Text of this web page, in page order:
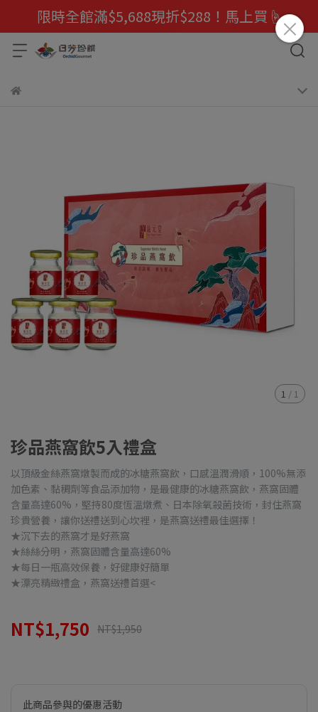
限時全館滿$5,688現折$288！馬上買☝️
1 / 1
珍品燕窩飲5入禮盒
以頂級金絲燕窩燉製而成的冰糖燕窩飲，口感溫潤滑順，100%無添
加色素、黏稠劑等食品添加物，是最健康的冰糖燕窩飲，燕窩固體
含量高達60%，堅持80度恆溫燉煮、日本除氧殺菌技術，封住燕窩
珍貴營養，讓你送禮送到心坎裡，是燕窩送禮最佳選擇！
★沉下去的燕窩才是好燕窩
★絲絲分明，燕窩固體含量高達60%
★每日一瓶高效保養，好健康好簡單
★漂亮精緻禮盒，燕窩送禮首選<
NT$1,750 NT$1,950
此商品參與的優惠活動